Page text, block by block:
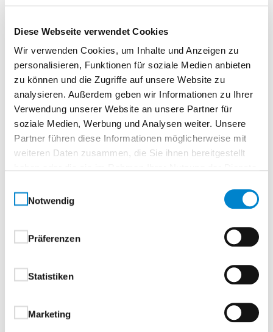
Diese Webseite verwendet Cookies
Wir verwenden Cookies, um Inhalte und Anzeigen zu
personalisieren, Funktionen für soziale Medien anbieten
zu können und die Zugriffe auf unsere Website zu
analysieren. Außerdem geben wir Informationen zu Ihrer
Verwendung unserer Website an unsere Partner für
soziale Medien, Werbung und Analysen weiter. Unsere
Partner führen diese Informationen möglicherweise mit
weiteren Daten zusammen, die Sie ihnen bereitgestellt
Notwendig
Präferenzen
Statistiken
Marketing
Beschreibung
D-415 Ovalrosette mit OGL –
Gleitlagertechnik
Drückerführung aus einem wartungsfreien Gleitlager
Bündige Grundrosette, keine größere
Stütznockenerhältlich. Als Wechselbeschlag mit
Benutzerkategorie Klasse 4